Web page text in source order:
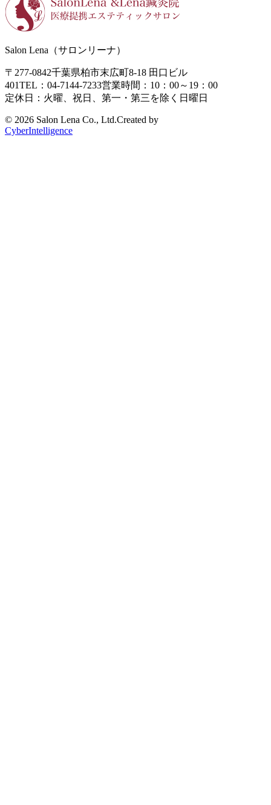
Salon Lena（サロンリーナ）
〒277-0842千葉県柏市末広町8-18 田口ビル
401TEL：04-7144-7233営業時間：10：00～19：00
定休日：火曜、祝日、第一・第三を除く日曜日
© 2026 Salon Lena Co., Ltd.Created by
CyberIntelligence